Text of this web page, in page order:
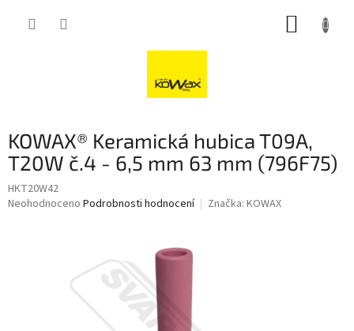
KOWAX® Keramická hubica T09A,
T20W č.4 - 6,5 mm 63 mm (796F75)
HKT20W42
Průměrné
Neohodnoceno Podrobnosti hodnocení Značka: KOWAX